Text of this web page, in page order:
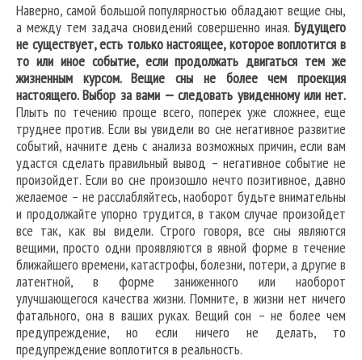
Наверно, самой большой популярностью обладают вещие сны,
а между тем задача сновидений совершенно иная. Будущего
не существует, есть только настоящее, которое воплотится в
то или иное событие, если продолжать двигаться тем же
жизненным курсом. Вещие сны не более чем проекция
настоящего. Выбор за вами — следовать увиденному или нет.
Плыть по течению проще всего, поперек уже сложнее, еще
труднее против. Если вы увидели во сне негативное развитие
событий, начните день с анализа возможных причин, если вам
удастся сделать правильный вывод – негативное событие не
произойдет. Если во сне произошло нечто позитивное, давно
желаемое – не расслабляйтесь, наоборот будьте внимательны
и продолжайте упорно трудится, в таком случае произойдет
все так, как вы видели. Строго говоря, все сны являются
вещими, просто одни проявляются в явной форме в течение
ближайшего времени, катастрофы, болезни, потери, а другие в
латентной, в форме заниженного или наоборот
улучшающегося качества жизни. Помните, в жизни нет ничего
фатального, она в ваших руках. Вещий сон – не более чем
предупреждение, но если ничего не делать, то
предупреждение воплотится в реальность.